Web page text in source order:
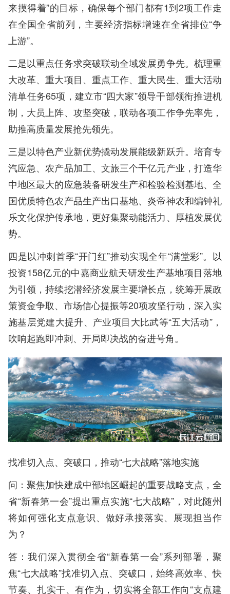
来摸得着”的目标，确保每个部门都有1到2项工作走
在全国全省前列，主要经济指标增速在全省排位“争
上游”。
二是以重点任务求突破联动全域发展勇争先。梳理重
大改革、重大项目、重点工作、重大民生、重大活动
清单任务65项，建立市“四大家”领导干部领衔推进机
制，大员上阵、攻坚突破，联动各项工作争先率先，
助推高质量发展抢先领先。
三是以特色产业新优势撬动发展能级新跃升。培育专
汽应急、农产品加工、文旅三个千亿元产业，打造华
中地区最大的应急装备研发生产和检验检测基地、全
国优质特色农产品生产出口基地、炎帝神农和编钟礼
乐文化保护传承地，更好集聚动能活力、厚植发展优
势。
四是以冲刺首季“开门红”推动实现全年“满堂彩”。以
投资158亿元的中嘉商业航天研发生产基地项目落地
为引领，持续挖潜经济发展主要增长点，统筹开展政
策资金争取、市场信心提振等20项攻坚行动，深入实
施基层党建大提升、产业项目大比武等“五大活动”，
吹响起跑即冲刺、开局即决战的奋进号角。
找准切入点、突破口，推动“七大战略”落地实施
问：聚焦加快建成中部地区崛起的重要战略支点，全
省“新春第一会”提出重点实施“七大战略”，对此随州
将如何强化支点意识、做好承接落实、展现担当作
为？
答：我们深入贯彻全省“新春第一会”系列部署，聚
焦“七大战略”找准切入点、突破口，始终高效率、快
节奏、扎实干、有作为，切实将全部工作向“支点建